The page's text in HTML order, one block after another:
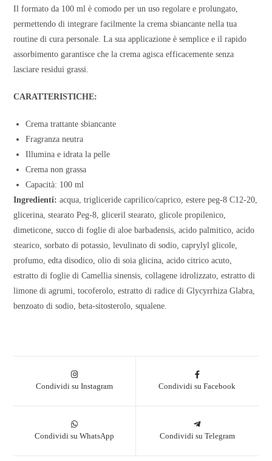
Il formato da 100 ml è comodo per un uso regolare e prolungato,
permettendo di integrare facilmente la crema sbiancante nella tua
routine di cura personale. La sua applicazione è semplice e il rapido
assorbimento garantisce che la crema agisca efficacemente senza
lasciare residui grassi.
CARATTERISTICHE:
Crema trattante sbiancante
Fragranza neutra
Illumina e idrata la pelle
Crema non grassa
Capacità: 100 ml
Ingredienti: acqua, trigliceride caprilico/caprico, estere peg-8 C12-20,
glicerina, stearato Peg-8, gliceril stearato, glicole propilenico,
dimeticone, succo di foglie di aloe barbadensis, acido palmitico, acido
stearico, sorbato di potassio, levulinato di sodio, caprylyl glicole,
profumo, edta disodico, olio di soia glicina, acido citrico acuto,
estratto di foglie di Camellia sinensis, collagene idrolizzato, estratto di
limone di agrumi, tocoferolo, estratto di radice di Glycyrrhiza Glabra,
benzoato di sodio, beta-sitosterolo, squalene.
Condividi su Instagram Condividi su Facebook
Condividi su WhatsApp Condividi su Telegram